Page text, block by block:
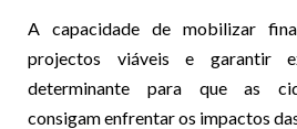
A capacidade de mobilizar
projectos viáveis e garantir
determinante para que as
consigam enfrentar os impactos